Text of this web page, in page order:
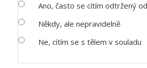
Ano, často se cítím odtržený
Někdy, ale nepravidelně
Ne, cítím se s tělem v souladu